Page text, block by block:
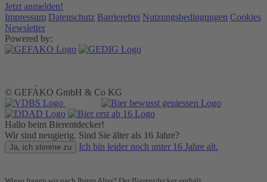
Jetzt anmelden!
Impressum Datenschutz Barrierefrei Nutzungsbedingungen Cookies
Newsletter
Powered by:
© GEFAKO GmbH & Co KG
Hallo beim Bierentdecker!
Wir sind neugierig. Sind Sie älter als 16 Jahre?
Ja, ich stimme zu Ich bin leider noch unter 16 Jahre alt.